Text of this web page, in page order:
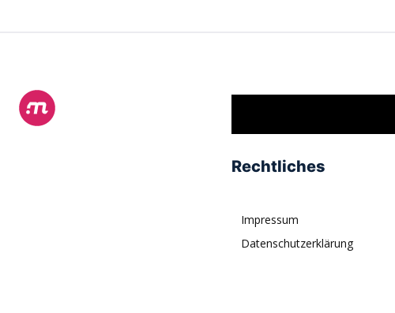
Rechtliches
Impressum
Datenschutzerklärung